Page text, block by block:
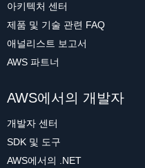
아키텍처 센터
제품 및 기술 관련 FAQ
애널리스트 보고서
AWS 파트너
AWS에서의 개발자
개발자 센터
SDK 및 도구
AWS에서의 .NET